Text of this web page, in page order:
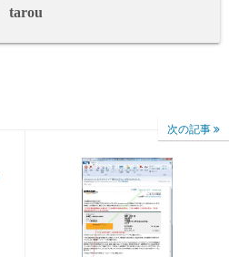
tarou
次の記事